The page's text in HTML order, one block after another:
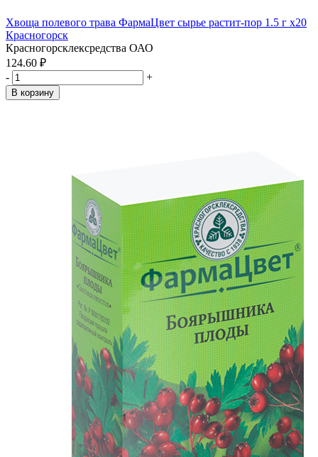
Хвоща полевого трава ФармаЦвет сырье растит-пор 1.5 г x20
Красногорск
Красногорсклексредства ОАО
124.60 ₽
-
+
В корзину